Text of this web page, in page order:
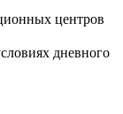
центров
дневного